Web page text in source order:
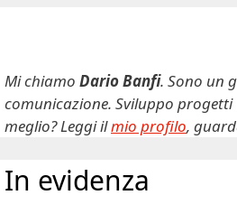
Mi chiamo Dario Banfi. Sono un
comunicazione. Sviluppo progetti
meglio? Leggi ilmio profilo,
In evidenza